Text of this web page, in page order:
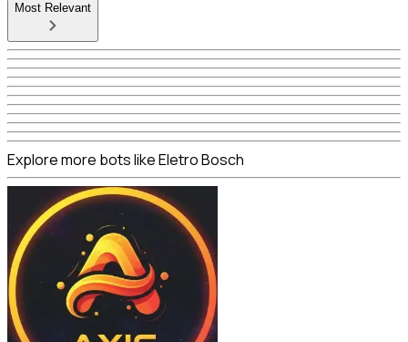
Most Relevant
Explore more bots like Eletro Bosch